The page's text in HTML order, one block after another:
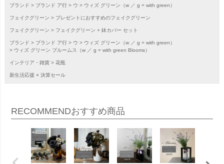
ブランド ブランド ア行 ウ ウィズ グリーン（w ／ g = with green）
フェイクグリーン プレゼントにおすすめのフェイクグリーン
フェイクグリーン フェイクグリーン + 鉢カバー セット
ブランド ブランド ア行 ウ
ウィズ グリーン（w ／ g = with green）
ウィズ グリーン ブルームス（w ／ g = with green Blooms）
インテリア・雑貨 花瓶
新生活応援 × 決算セール
RECOMMENDおすすめ商品